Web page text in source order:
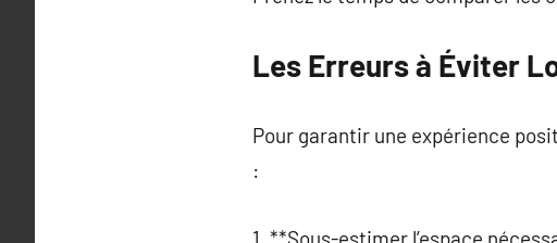
Les Erreurs à Éviter
Pour garantir une expérience
:
1. **Sous-estimer l’espace